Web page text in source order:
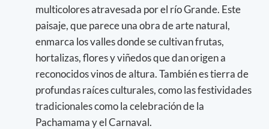
multicolores atravesada por el río Grande. Este
paisaje, que parece una obra de arte natural,
enmarca los valles donde se cultivan frutas,
hortalizas, flores y viñedos que dan origen a
reconocidos vinos de altura. También es tierra de
profundas raíces culturales, como las festividades
tradicionales como la celebración de la
Pachamama y el Carnaval.